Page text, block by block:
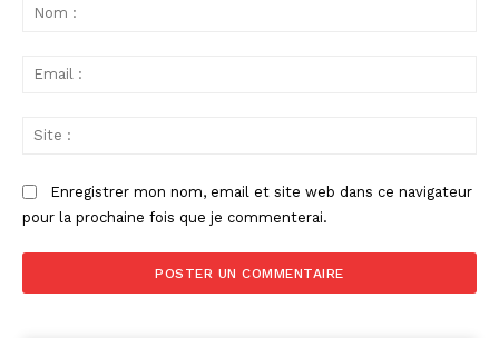
Enregistrer mon nom, email et site web dans ce navigateur
pour la prochaine fois que je commenterai.